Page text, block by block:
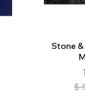
Stone &
$